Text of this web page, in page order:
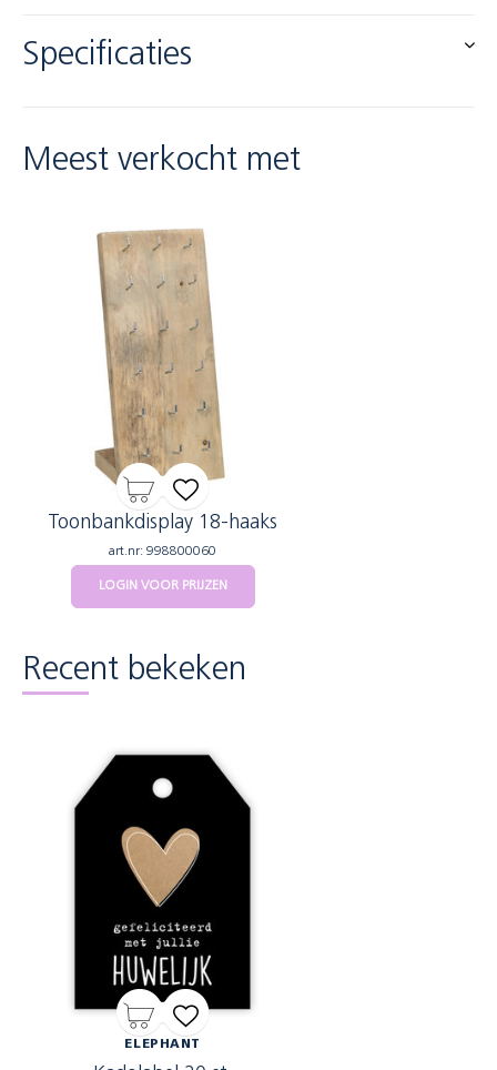
Specificaties
Meest verkocht met
Toonbankdisplay 18-haaks
art.nr: 998800060
LOGIN VOOR PRIJZEN
Recent bekeken
ELEPHANT